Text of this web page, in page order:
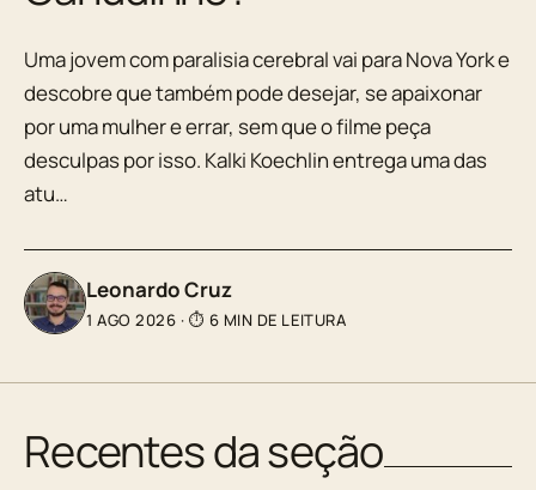
Uma jovem com paralisia cerebral vai para Nova York e
descobre que também pode desejar, se apaixonar
por uma mulher e errar, sem que o filme peça
desculpas por isso. Kalki Koechlin entrega uma das
atu…
Leonardo Cruz
1 AGO 2026 · ⏱ 6 MIN DE LEITURA
Recentes da seção